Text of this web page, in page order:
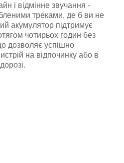
і відмінне звучання -
треками, де б ви не
акумулятор підтримує
чотирьох годин без
дозволяє успішно
на відпочинку або в
дорозі.